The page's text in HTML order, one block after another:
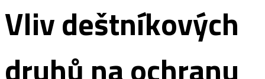
Vliv deštníkových